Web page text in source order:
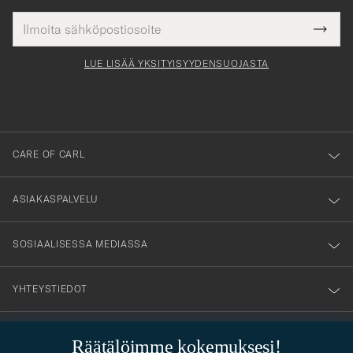
Räätälöimme kokemuksesi!
tieto
Tack
för
dig
till
vårt
nyhetsbrev!
LUE LISÄÄ YKSITYISYYDENSUOJASTA
CARE OF CARL
ASIAKASPALVELU
SOSIAALISESSA MEDIASSA
YHTEYSTIEDOT